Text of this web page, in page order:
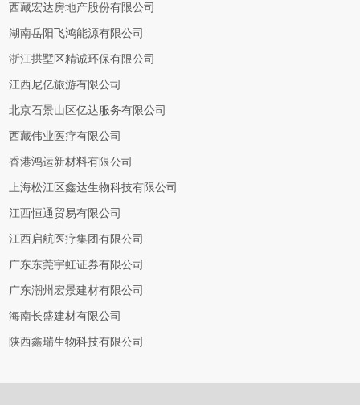
西藏宏达房地产股份有限公司
湖南岳阳飞鸿能源有限公司
浙江拱墅区精诚环保有限公司
江西尼亿旅游有限公司
北京石景山区亿达服务有限公司
西藏伟业医疗有限公司
香港鸿运新材料有限公司
上海松江区鑫达生物科技有限公司
江西恒通贸易有限公司
江西启航医疗集团有限公司
广东东莞宇虹证券有限公司
广东潮州宏景建材有限公司
海南长盛建材有限公司
陕西鑫瑞生物科技有限公司